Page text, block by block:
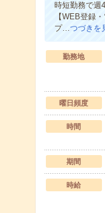
時短勤務で週
【WEB登録
プ…つづきを
勤務地
曜日頻度
時間
期間
時給